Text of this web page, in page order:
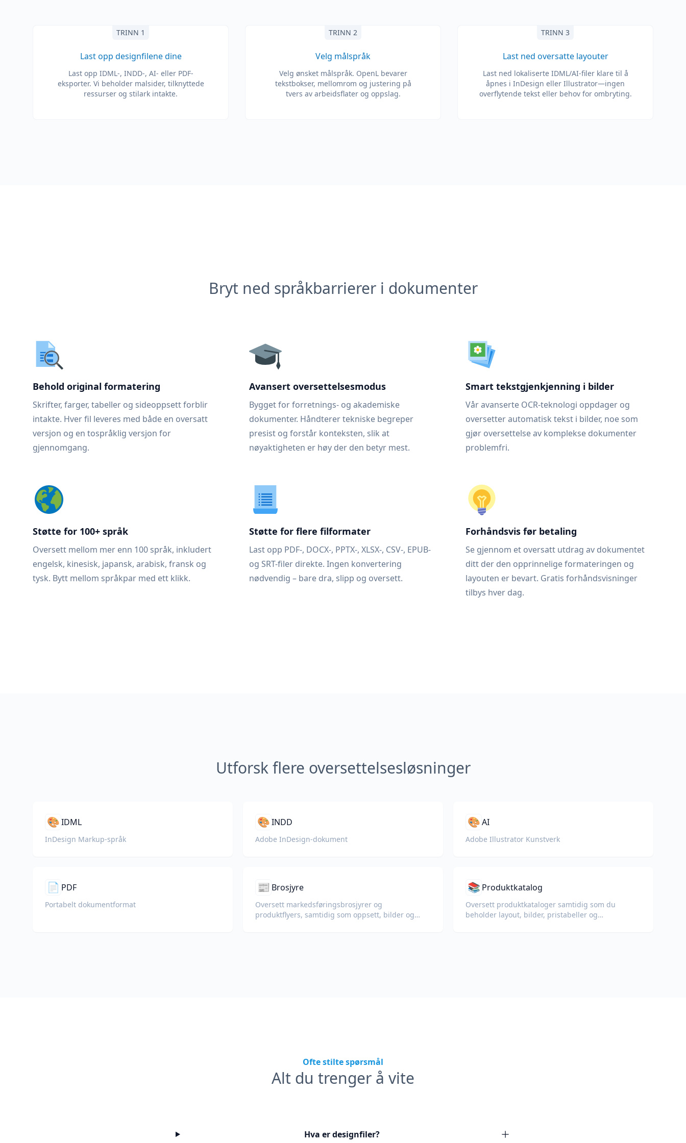
TRINN 1
Last opp designfilene dine
Last opp IDML-, INDD-, AI- eller PDF-
eksporter. Vi beholder malsider, tilknyttede
ressurser og stilark intakte.
TRINN 2
Velg målspråk
Velg ønsket målspråk. OpenL bevarer
tekstbokser, mellomrom og justering på
tvers av arbeidsflater og oppslag.
TRINN 3
Last ned oversatte layouter
Last ned lokaliserte IDML/AI-filer klare til å
åpnes i InDesign eller Illustrator—ingen
overflytende tekst eller behov for ombryting.
Bryt ned språkbarrierer i dokumenter
Behold original formatering
Skrifter, farger, tabeller og sideoppsett forblir
intakte. Hver fil leveres med både en oversatt
versjon og en tospråklig versjon for
gjennomgang.
Avansert oversettelsesmodus
Bygget for forretnings- og akademiske
dokumenter. Håndterer tekniske begreper
presist og forstår konteksten, slik at
nøyaktigheten er høy der den betyr mest.
Smart tekstgjenkjenning i bilder
Vår avanserte OCR-teknologi oppdager og
oversetter automatisk tekst i bilder, noe som
gjør oversettelse av komplekse dokumenter
problemfri.
Støtte for 100+ språk
Oversett mellom mer enn 100 språk, inkludert
engelsk, kinesisk, japansk, arabisk, fransk og
tysk. Bytt mellom språkpar med ett klikk.
Støtte for flere filformater
Last opp PDF-, DOCX-, PPTX-, XLSX-, CSV-, EPUB-
og SRT-filer direkte. Ingen konvertering
nødvendig – bare dra, slipp og oversett.
Forhåndsvis før betaling
Se gjennom et oversatt utdrag av dokumentet
ditt der den opprinnelige formateringen og
layouten er bevart. Gratis forhåndsvisninger
tilbys hver dag.
Utforsk flere oversettelsesløsninger
🎨IDML
InDesign Markup-språk
🎨INDD
Adobe InDesign-dokument
🎨AI
Adobe Illustrator Kunstverk
📄 PDF
Portabelt dokumentformat
📰 Brosjyre
Oversett markedsføringsbrosjyrer og
produktflyers, samtidig som oppsett, bilder og
📚 Produktkatalog
Oversett produktkataloger samtidig som du
beholder layout, bilder, pristabeller og
Ofte stilte spørsmål
Alt du trenger å vite
Hva er designfiler?